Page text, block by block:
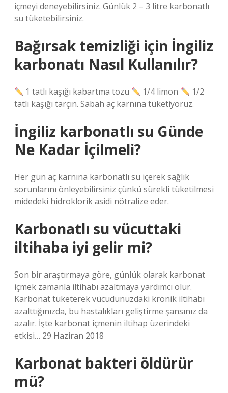
içmeyi deneyebilirsiniz. Günlük 2 – 3 litre karbonatlı
su tüketebilirsiniz.
Bağırsak temizliği için İngiliz
karbonatı Nasıl Kullanılır?
1 tatlı kaşığı kabartma tozu 1/4 limon
1/2
tatlı kaşığı tarçın. Sabah aç karnına tüketiyoruz.
İngiliz karbonatlı su Günde
Ne Kadar İçilmeli?
Her gün aç karnına karbonatlı su içerek sağlık
sorunlarını önleyebilirsiniz çünkü sürekli tüketilmesi
midedeki hidroklorik asidi nötralize eder.
Karbonatlı su vücuttaki
iltihaba iyi gelir mi?
Son bir araştırmaya göre, günlük olarak karbonat
içmek zamanla iltihabı azaltmaya yardımcı olur.
Karbonat tüketerek vücudunuzdaki kronik iltihabı
azalttığınızda, bu hastalıkları geliştirme şansınız da
azalır. İşte karbonat içmenin iltihap üzerindeki
etkisi… 29 Haziran 2018
Karbonat bakteri öldürür
mü?